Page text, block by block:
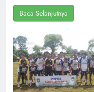
Baca Selanjutnya